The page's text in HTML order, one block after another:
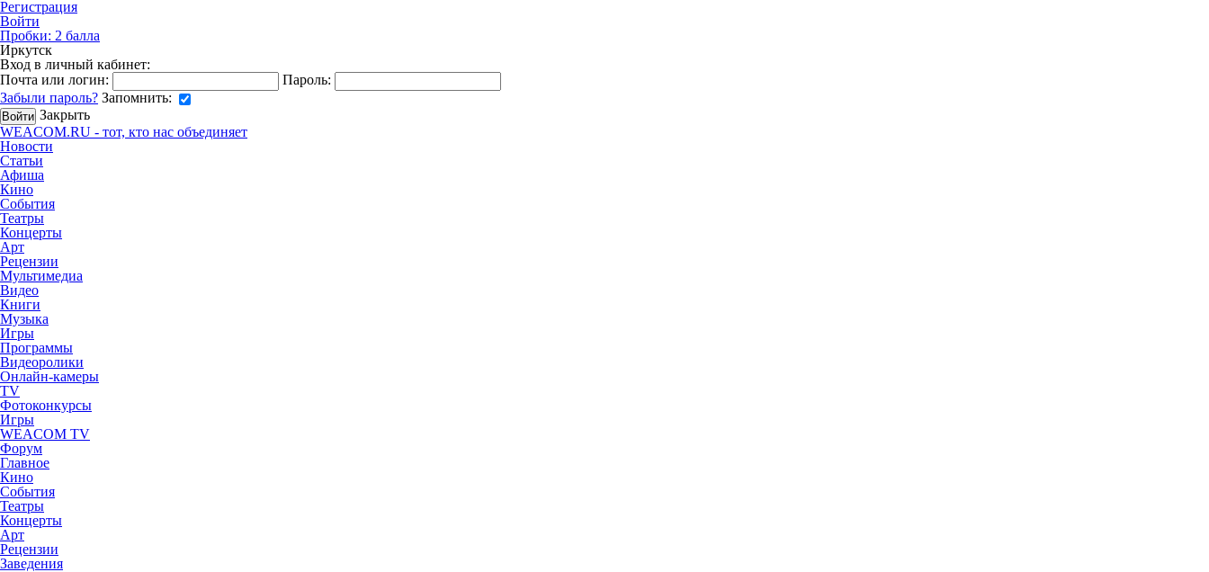
Регистрация
Войти
Пробки: 2 балла
Иркутск
Вход в личный кабинет:
Почта или логин:
Пароль:
Забыли пароль? Запомнить:
Закрыть
WEACOM.RU - тот, кто нас объединяет
Новости
Статьи
Афиша
Кино
События
Театры
Концерты
Арт
Рецензии
Мультимедиа
Видео
Книги
Музыка
Игры
Программы
Видеоролики
Онлайн-камеры
TV
Фотоконкурсы
Игры
WEACOM TV
Форум
Главное
Кино
События
Театры
Концерты
Арт
Рецензии
Заведения